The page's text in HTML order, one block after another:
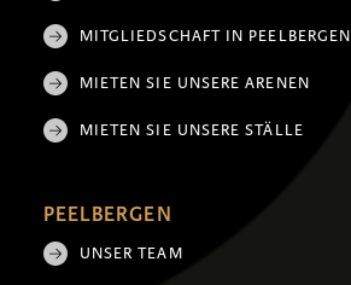
MITGLIEDSCHAFT IN PEELBERGEN
MIETEN SIE UNSERE ARENEN
MIETEN SIE UNSERE STÄLLE
PEELBERGEN
UNSER TEAM